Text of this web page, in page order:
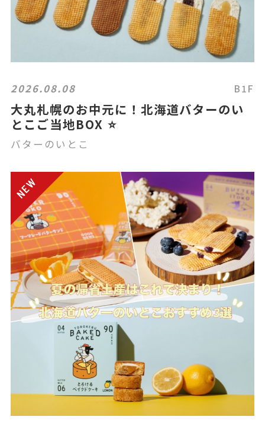
2026.08.08 B1F
大丸札幌のお中元に！北海道バターのい
とこご当地BOX ⭐️
バターのいとこ